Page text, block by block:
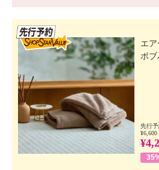
エ
ボブ
先行
¥6,600